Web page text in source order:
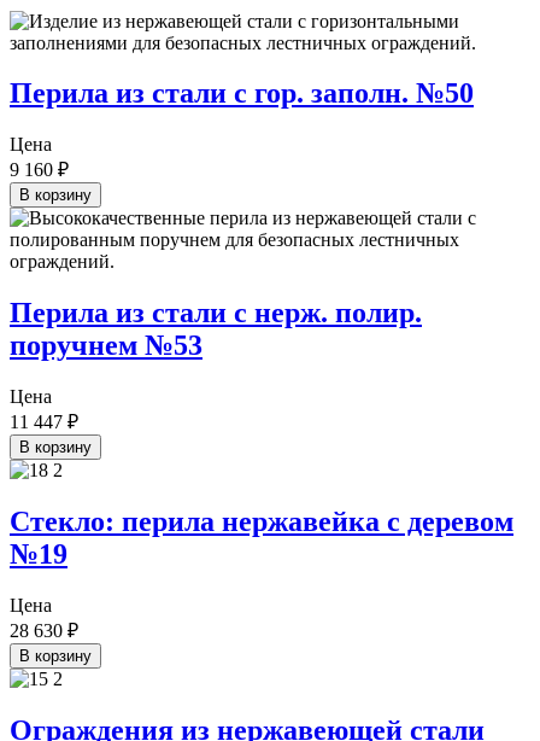
Перила из стали с гор. заполн. №50
Цена
9 160 ₽
В корзину
Перила из стали с нерж. полир.
поручнем №53
Цена
11 447 ₽
В корзину
Стекло: перила нержавейка с деревом
№19
Цена
28 630 ₽
В корзину
Ограждения из нержавеющей стали